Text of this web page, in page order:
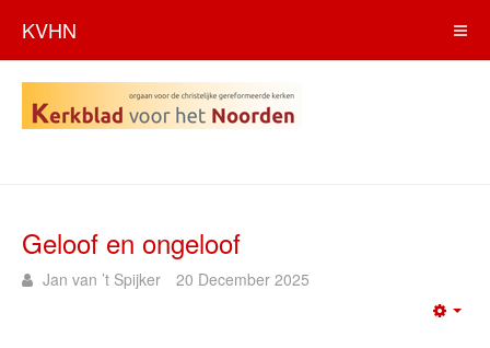
KVHN
Geloof en ongeloof
Jan van ’t Spijker 20 December 2025